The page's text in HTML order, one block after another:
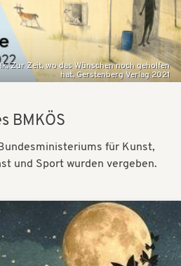
Zur Zeit, wo das Wünschen noch geholfen
hat, Gerstenberg Verlag 2021
BMKÖS
für Kunst,
und Sport wurden vergeben.